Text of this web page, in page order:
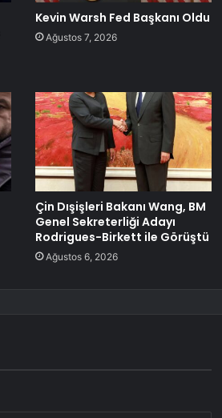
Kevin Warsh Fed Başkanı Oldu
Ağustos 7, 2026
Çin Dışişleri Bakanı Wang, BM
Genel Sekreterliği Adayı
Rodrigues-Birkett ile Görüştü
Ağustos 6, 2026